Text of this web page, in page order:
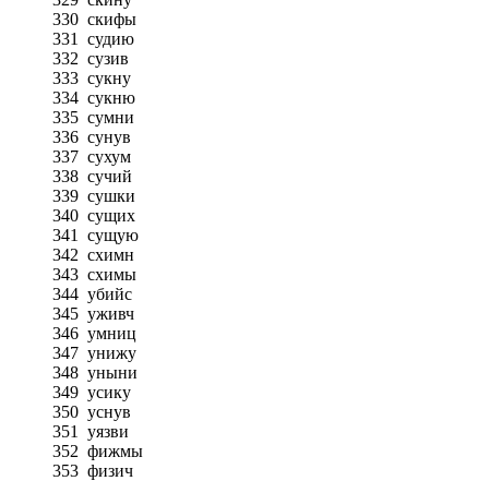
330 скифы
331
судию
332 сузив
333 сукну
334 сукню
335 сумни
336 сунув
337 сухум
338 сучий
339 сушки
340 сущих
341
сущую
342 схимн
343 схимы
344 убийс
345 уживч
346 умниц
347 унижу
348 уныни
349 усику
350 уснув
351
уязви
352 фижмы
353 физич